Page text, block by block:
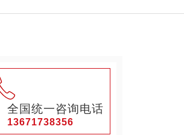
全国统一咨询电话
13671738356